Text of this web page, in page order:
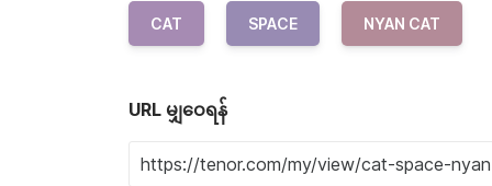
CAT SPACE NYAN CAT
URL မျှဝေရန်